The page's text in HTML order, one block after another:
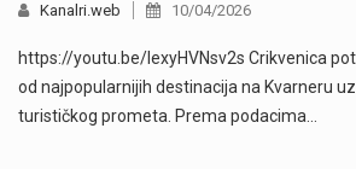
Kanalri.web 10/04/2026
https://youtu.be/IexyHVNsv2s Crikvenica
od najpopularnijih destinacija na Kvarneru
turističkog prometa. Prema podacima…